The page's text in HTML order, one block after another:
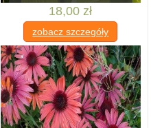
18,00 zł
zobacz szczegóły